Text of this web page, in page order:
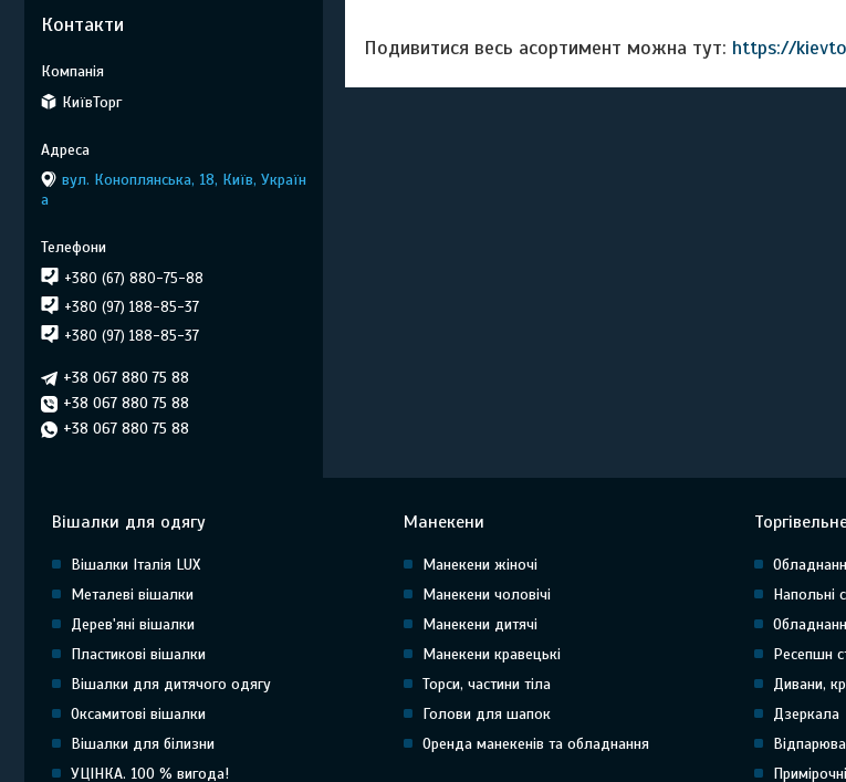
Подивитися весь асортимент можна тут: https://
Контакти
КиївТорг
вул. Коноплянська, 18, Київ, Україн
а
+380 (67) 880-75-88
+380 (97) 188-85-37
+380 (97) 188-85-37
+38 067 880 75 88
+38 067 880 75 88
+38 067 880 75 88
Вішалки для одягу
Вішалки Італія LUX
Металеві вішалки
Дерев'яні вішалки
Пластикові вішалки
Вішалки для дитячого одягу
Оксамитові вішалки
Вішалки для білизни
УЦІНКА. 100 % вигода!
Манекени
Манекени жіночі
Манекени чоловічі
Манекени дитячі
Манекени кравецькі
Торси, частини тіла
Голови для шапок
Оренда манекенів та обладнання
Напольні
Ресепшн
Дивани,
Дзеркала
Примірочні